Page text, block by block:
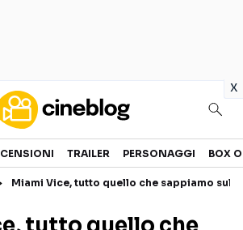
x
CANALI STREAMING
TRAILER PERSONAGGI BOX
Miami Vice, tutto quello che sappiamo